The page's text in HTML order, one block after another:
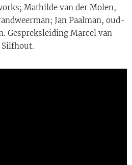
Mathilde van der Molen,
Jan Paalman, oud-
Gespreksleiding Marcel van
Silfhout.